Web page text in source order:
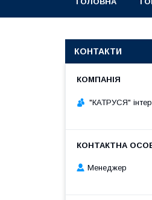
КОНТАКТИ
"КАТРУСЯ"
Менеджер